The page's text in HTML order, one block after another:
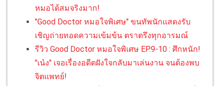
หมอได้สมจริงมาก!
"Good Doctor หมอใจพิเศษ" ขนทัพนักแสดงรับ
เชิญถ่ายทอดความเข้มข้น ตราตรึงทุกอารมณ์
รีวิว Good Doctor หมอใจพิเศษ EP.9-10 : ศึกหนัก!
"เน๋ง" เจอเรื่องอดีตฝังใจกลับมาเล่นงาน จนต้องพบ
จิตแพทย์!